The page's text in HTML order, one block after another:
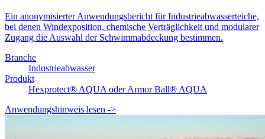
Ein anonymisierter Anwendungsbericht für Industrieabwasserteiche,
bei denen Windexposition, chemische Verträglichkeit und modularer
Zugang die Auswahl der Schwimmabdeckung bestimmen.
Branche
Industrieabwasser
Produkt
Hexprotect® AQUA oder Armor Ball® AQUA
Anwendungshinweis lesen ->